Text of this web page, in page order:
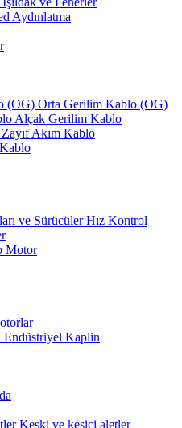
Aydınlatma
Orta Gerilim Kablo (OG)
Alçak Gerilim Kablo
Zayıf Akım Kablo
Hız Kontrol
Motor
Endüstriyel Kaplin
Keski ve kesici aletler